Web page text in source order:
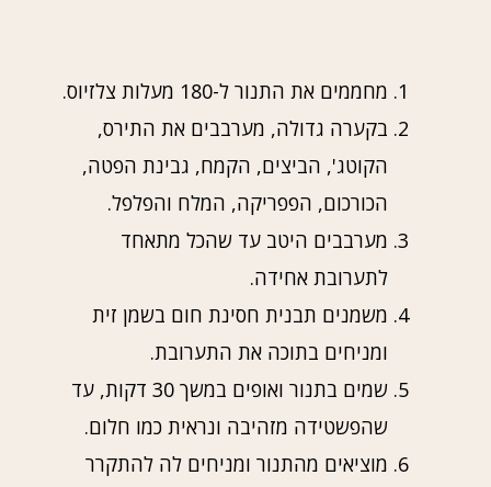
מחממים את התנור ל-180 מעלות צלזיוס.
בקערה גדולה, מערבבים את התירס,
הקוטג', הביצים, הקמח, גבינת הפטה,
הכורכום, הפפריקה, המלח והפלפל.
מערבבים היטב עד שהכל מתאחד
לתערובת אחידה.
משמנים תבנית חסינת חום בשמן זית
ומניחים בתוכה את התערובת.
שמים בתנור ואופים במשך 30 דקות, עד
שהפשטידה מזהיבה ונראית כמו חלום.
מוציאים מהתנור ומניחים לה להתקרר